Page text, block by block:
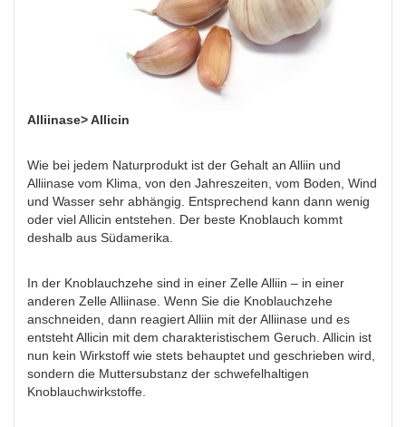
Alliinase> Allicin
Wie bei jedem Naturprodukt ist der Gehalt an Alliin und
Alliinase vom Klima, von den Jahreszeiten, vom Boden, Wind
und Wasser sehr abhängig. Entsprechend kann dann wenig
oder viel Allicin entstehen. Der beste Knoblauch kommt
deshalb aus Südamerika.
In der Knoblauchzehe sind in einer Zelle Alliin – in einer
anderen Zelle Alliinase. Wenn Sie die Knoblauchzehe
anschneiden, dann reagiert Alliin mit der Alliinase und es
entsteht Allicin mit dem charakteristischem Geruch. Allicin ist
nun kein Wirkstoff wie stets behauptet und geschrieben wird,
sondern die Muttersubstanz der schwefelhaltigen
Knoblauchwirkstoffe.